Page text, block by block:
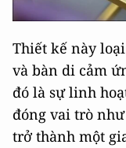
Thiết kế này
và bàn di cảm
đó là sự linh
đóng vai trò
trở thành một